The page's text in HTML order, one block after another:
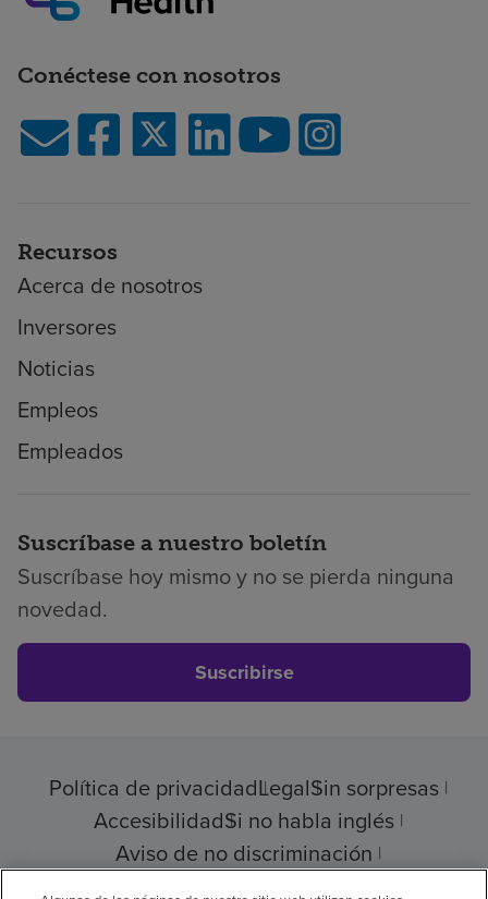
Conéctese con nosotros
Recursos
Acerca de nosotros
Inversores
Noticias
Empleos
Empleados
Suscríbase a nuestro boletín
Suscríbase hoy mismo y no se pierda ninguna
novedad.
Suscribirse
Política de privacidadLegalSin sorpresas
AccesibilidadSi no habla inglés
Aviso de no discriminación
Cumplimiento de los proveedores